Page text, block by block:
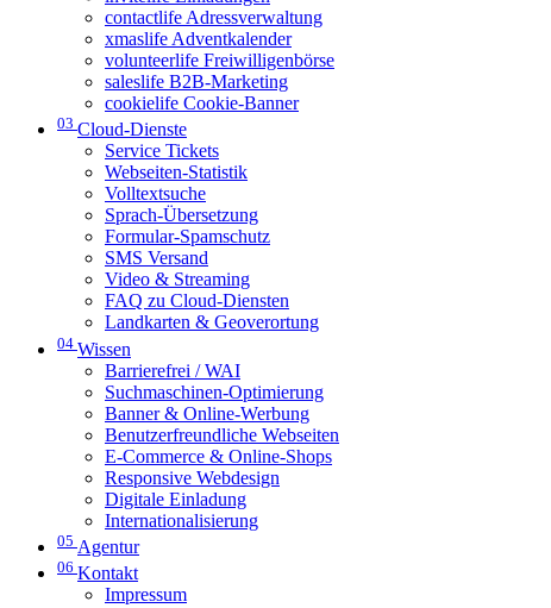
contactlife Adressverwaltung
xmaslife Adventkalender
volunteerlife Freiwilligenbörse
saleslife B2B-Marketing
cookielife Cookie-Banner
03 Cloud-Dienste
Service Tickets
Webseiten-Statistik
Volltextsuche
Sprach-Übersetzung
Formular-Spamschutz
SMS Versand
Video & Streaming
FAQ zu Cloud-Diensten
Landkarten & Geoverortung
04 Wissen
Barrierefrei / WAI
Suchmaschinen-Optimierung
Banner & Online-Werbung
Benutzerfreundliche Webseiten
E-Commerce & Online-Shops
Responsive Webdesign
Digitale Einladung
Internationalisierung
05 Agentur
06 Kontakt
Impressum